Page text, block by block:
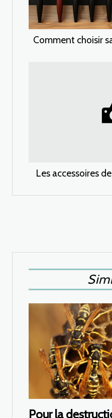
Comment choisir
Les accessoires
Pour la